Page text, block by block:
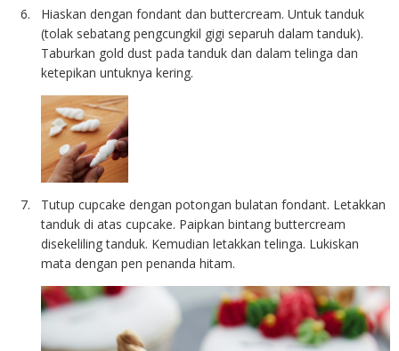
Hiaskan dengan fondant dan buttercream. Untuk tanduk
(tolak sebatang pengcungkil gigi separuh dalam tanduk).
Taburkan gold dust pada tanduk dan dalam telinga dan
ketepikan untuknya kering.
Tutup cupcake dengan potongan bulatan fondant. Letakkan
tanduk di atas cupcake. Paipkan bintang buttercream
disekeliling tanduk. Kemudian letakkan telinga. Lukiskan
mata dengan pen penanda hitam.